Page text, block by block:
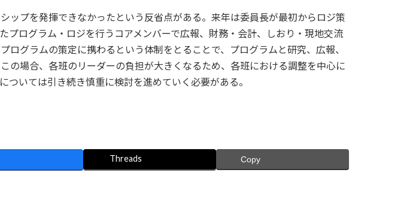
ップを発揮できなかったという反省点がある。来年は委員長が最初からロジ策
ログラム・ロジを行うコアメンバーで広報、財務・会計、しおり・現地交流
グラムの策定に携わるという体制をとることで、プログラムと研究、広報、
の場合、各班のリーダーの負担が大きくなるため、各班における調整を中心に
いては引き続き慎重に検討を進めていく必要がある。
Threads Copy